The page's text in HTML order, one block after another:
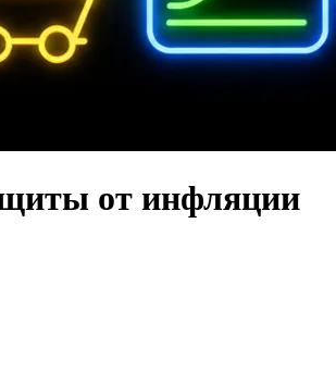
от инфляции